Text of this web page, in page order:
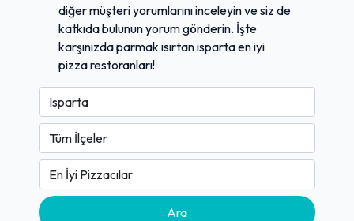
diğer müşteri yorumlarını inceleyin ve siz de
katkıda bulunun yorum gönderin. İşte
karşınızda parmak ısırtan ısparta en iyi
pizza restoranları!
Ara